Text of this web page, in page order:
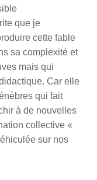
que je
cette fable
sa complexité et
mais qui
Car elle
qui fait
à de nouvelles
collective «
sur nos